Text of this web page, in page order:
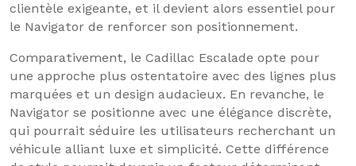
clientèle exigeante, et il devient alors essentiel pour
le Navigator de renforcer son positionnement.
Comparativement, le Cadillac Escalade opte pour
une approche plus ostentatoire avec des lignes plus
marquées et un design audacieux. En revanche, le
Navigator se positionne avec une élégance discrète,
qui pourrait séduire les utilisateurs recherchant un
véhicule alliant luxe et simplicité. Cette différence